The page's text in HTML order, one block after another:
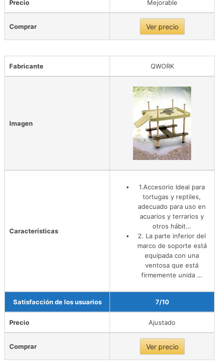
Precio Mejorable
Comprar Ver precio
Fabricante QWORK
Imagen
Características
1.Accesorio Ideal para
tortugas y reptiles,
adecuado para uso en
acuarios y terrarios y
otros hábit…
2. La parte inferior del
marco de soporte está
equipada con una
ventosa que está
firmemente unida …
Satisfacción de los usuarios 7/10
Precio Ajustado
Comprar Ver precio